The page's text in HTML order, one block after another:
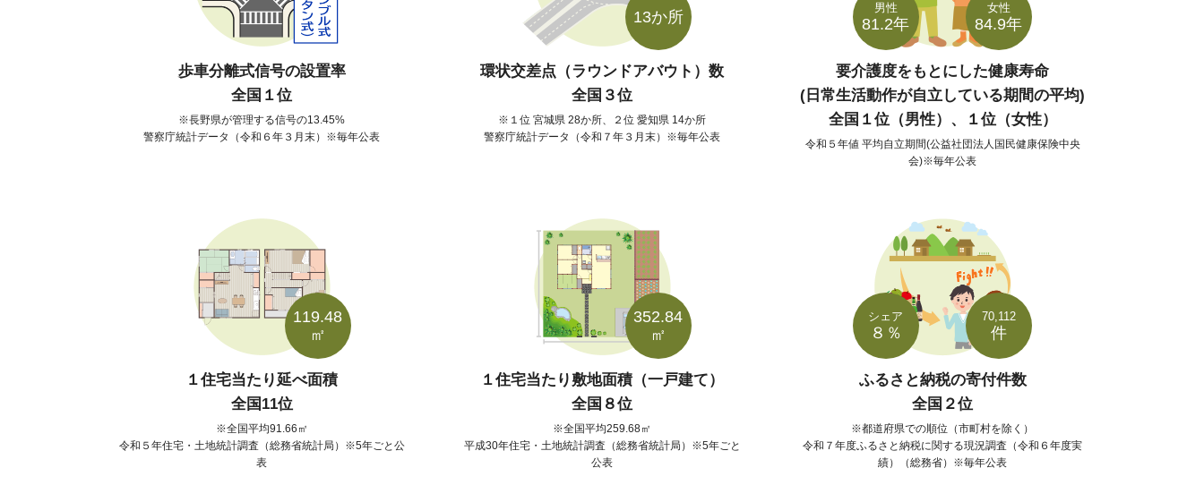
歩車分離式信号の設置率
全国１位
長野県が管理する信号の13.45%
警察庁統計データ（令和６年３月末）※毎年公表
13か所
環状交差点（ラウンドアバウト）数
全国３位
１位 宮城県 28か所、２位 愛知県 14か所
警察庁統計データ（令和７年３月末）※毎年公表
女性
84.9年
男性
81.2年
要介護度をもとにした健康寿命
(日常生活動作が自立している期間の平均)
全国１位（男性）、１位（女性）
令和５年値 平均自立期間(公益社団法人国民健康保険中央
会)※毎年公表
119.48
㎡
１住宅当たり延べ面積
全国11位
全国平均91.66㎡
令和５年住宅・土地統計調査（総務省統計局）※5年ごと公
表
352.84
㎡
１住宅当たり敷地面積（一戸建て）
全国８位
全国平均259.68㎡
平成30年住宅・土地統計調査（総務省統計局）※5年ごと
公表
70,112
件
シェア
８％
ふるさと納税の寄付件数
全国２位
都道府県での順位（市町村を除く）
令和７年度ふるさと納税に関する現況調査（令和６年度実
績）（総務省）※毎年公表